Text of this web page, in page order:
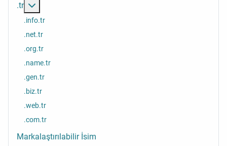
.tr
.info.tr
.net.tr
.org.tr
.name.tr
.gen.tr
.biz.tr
.web.tr
.com.tr
Markalaştırılabilir İsim